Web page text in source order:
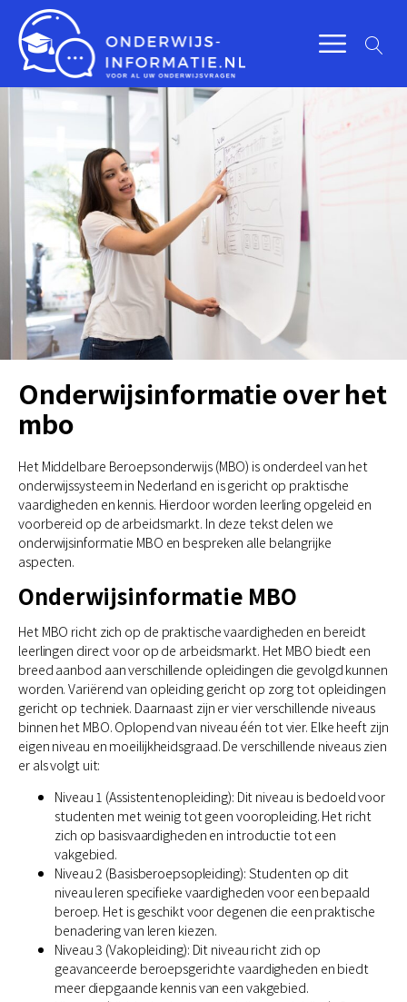
Onderwijsinformatie over het
mbo
Het Middelbare Beroepsonderwijs (MBO) is onderdeel van het
onderwijssysteem in Nederland en is gericht op praktische
vaardigheden en kennis. Hierdoor worden leerling opgeleid en
voorbereid op de arbeidsmarkt. In deze tekst delen we
onderwijsinformatie MBO en bespreken alle belangrijke
aspecten.
Onderwijsinformatie MBO
Het MBO richt zich op de praktische vaardigheden en bereidt
leerlingen direct voor op de arbeidsmarkt. Het MBO biedt een
breed aanbod aan verschillende opleidingen die gevolgd kunnen
worden. Variërend van opleiding gericht op zorg tot opleidingen
gericht op techniek. Daarnaast zijn er vier verschillende niveaus
binnen het MBO. Oplopend van niveau één tot vier. Elke heeft zijn
eigen niveau en moeilijkheidsgraad. De verschillende niveaus zien
er als volgt uit:
Niveau 1 (Assistentenopleiding): Dit niveau is bedoeld voor
studenten met weinig tot geen vooropleiding. Het richt
zich op basisvaardigheden en introductie tot een
vakgebied.
Niveau 2 (Basisberoepsopleiding): Studenten op dit
niveau leren specifieke vaardigheden voor een bepaald
beroep. Het is geschikt voor degenen die een praktische
benadering van leren kiezen.
Niveau 3 (Vakopleiding): Dit niveau richt zich op
geavanceerde beroepsgerichte vaardigheden en biedt
meer diepgaande kennis van een vakgebied.